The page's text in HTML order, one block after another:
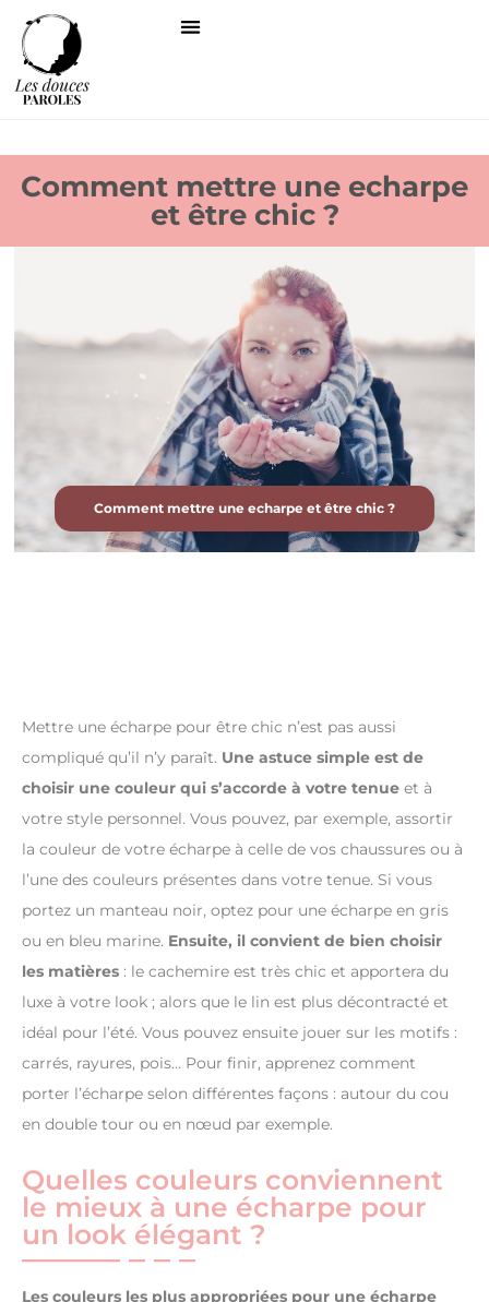
Comment mettre une echarpe
et être chic ?
Comment mettre une echarpe et être chic ?
Mettre une écharpe pour être chic n’est pas aussi
compliqué qu’il n’y paraît. Une astuce simple est de
choisir une couleur qui s’accorde à votre tenue et à
votre style personnel. Vous pouvez, par exemple, assortir
la couleur de votre écharpe à celle de vos chaussures ou à
l’une des couleurs présentes dans votre tenue. Si vous
portez un manteau noir, optez pour une écharpe en gris
ou en bleu marine. Ensuite, il convient de bien choisir
les matières : le cachemire est très chic et apportera du
luxe à votre look ; alors que le lin est plus décontracté et
idéal pour l’été. Vous pouvez ensuite jouer sur les motifs :
carrés, rayures, pois… Pour finir, apprenez comment
porter l’écharpe selon différentes façons : autour du cou
en double tour ou en nœud par exemple.
Quelles couleurs conviennent
le mieux à une écharpe pour
un look élégant ?
Les couleurs les plus appropriées pour une écharpe